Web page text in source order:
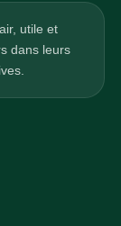
utile et
dans leurs